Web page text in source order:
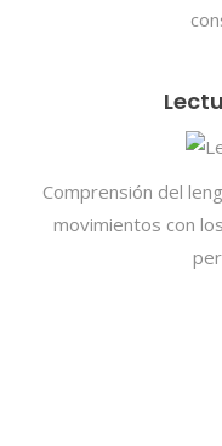
Comprensión del
movimientos con